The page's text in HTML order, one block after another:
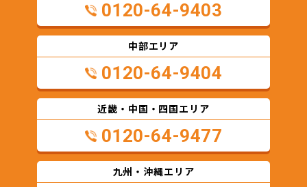
0120-64-9403
中部エリア
0120-64-9404
近畿・中国・四国エリア
0120-64-9477
九州・沖縄エリア